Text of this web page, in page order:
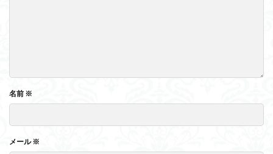
名前 ※
メール※